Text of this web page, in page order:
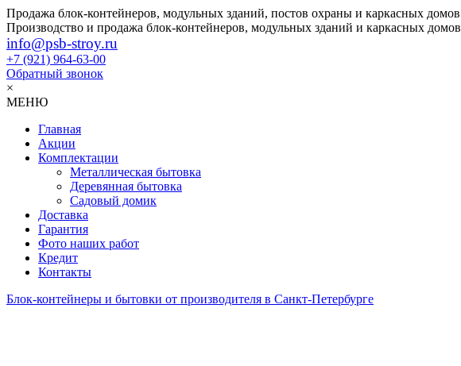
Продажа блок-контейнеров, модульных зданий, постов охраны и каркасных домов
Производство и продажа блок-контейнеров, модульных зданий и каркасных домов
info@psb-stroy.ru
+7 (921) 964-63-00
Обратный звонок
×
МЕНЮ
Главная
Акции
Комплектации
Металлическая бытовка
Деревянная бытовка
Садовый домик
Доставка
Гарантия
Фото наших работ
Кредит
Контакты
Блок-контейнеры и бытовки от производителя в Санкт-Петербурге